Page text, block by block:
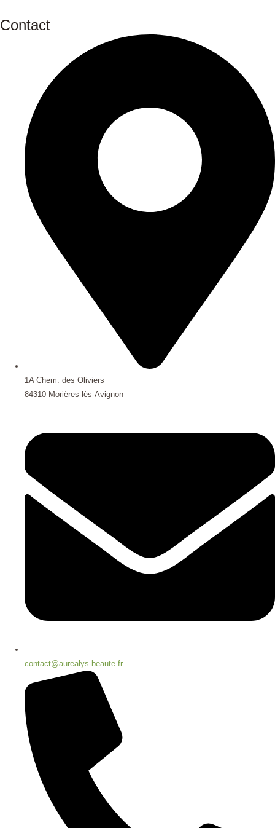
Contact
1A Chem. des Oliviers
84310 Morières-lès-Avignon
contact@aurealys-beaute.fr